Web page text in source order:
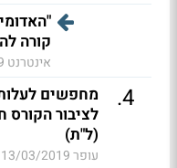
קורה
אינטרנט
4
.
מחפשים
לציבור הקורס
(ל"ת)
עופר13/03/2019 17:12